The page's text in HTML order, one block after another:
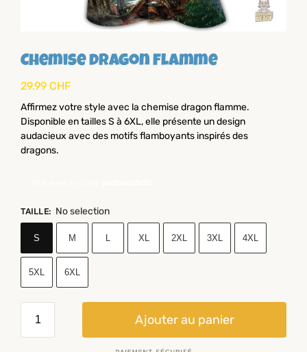
Chemise dragon flamme
29.99 CHF
Affirmez votre style avec la chemise dragon flamme.
Disponible en tailles S à 6XL, elle présente un design
audacieux avec des motifs flamboyants inspirés des
dragons.
TAILLE: No selection
S M L XL 2XL 3XL 4XL
5XL 6XL
Ajouter au panier